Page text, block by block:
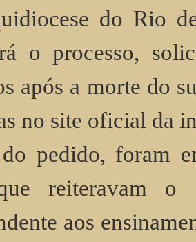
do Rio
o processo,
após a morte do
no site oficial da
pedido, foram
reiteravam
aos